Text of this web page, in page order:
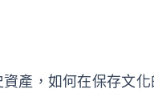
產，如何在保存文